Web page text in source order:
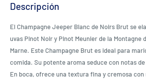
Descripción
El Champagne Jeeper Blanc de Noirs Brut se
uvas Pinot Noir y Pinot Meunier de la Montagne
Marne. Este Champagne Brut es ideal para
comida. Su potente aroma seduce con notas
En boca, ofrece una textura fina y cremosa con